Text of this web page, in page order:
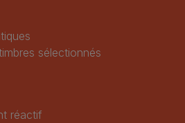
sélectionnés
réactif